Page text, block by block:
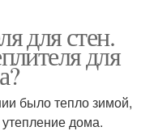
для стен.
для
было тепло зимой,
дома.